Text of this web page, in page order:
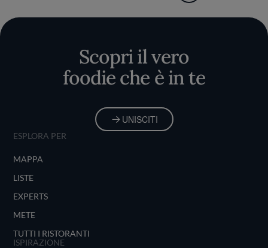
Scopri il vero
foodie che è in te
UNISCITI
ESPLORA PER
MAPPA
LISTE
EXPERTS
METE
TUTTI I RISTORANTI
ISPIRAZIONE